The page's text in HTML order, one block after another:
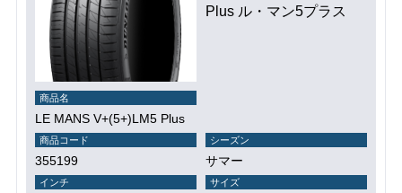
Plus ル・マン5プラス
商品名
LE MANS V+(5+)LM5 Plus
商品コード
355199
シーズン
サマー
インチ サイズ